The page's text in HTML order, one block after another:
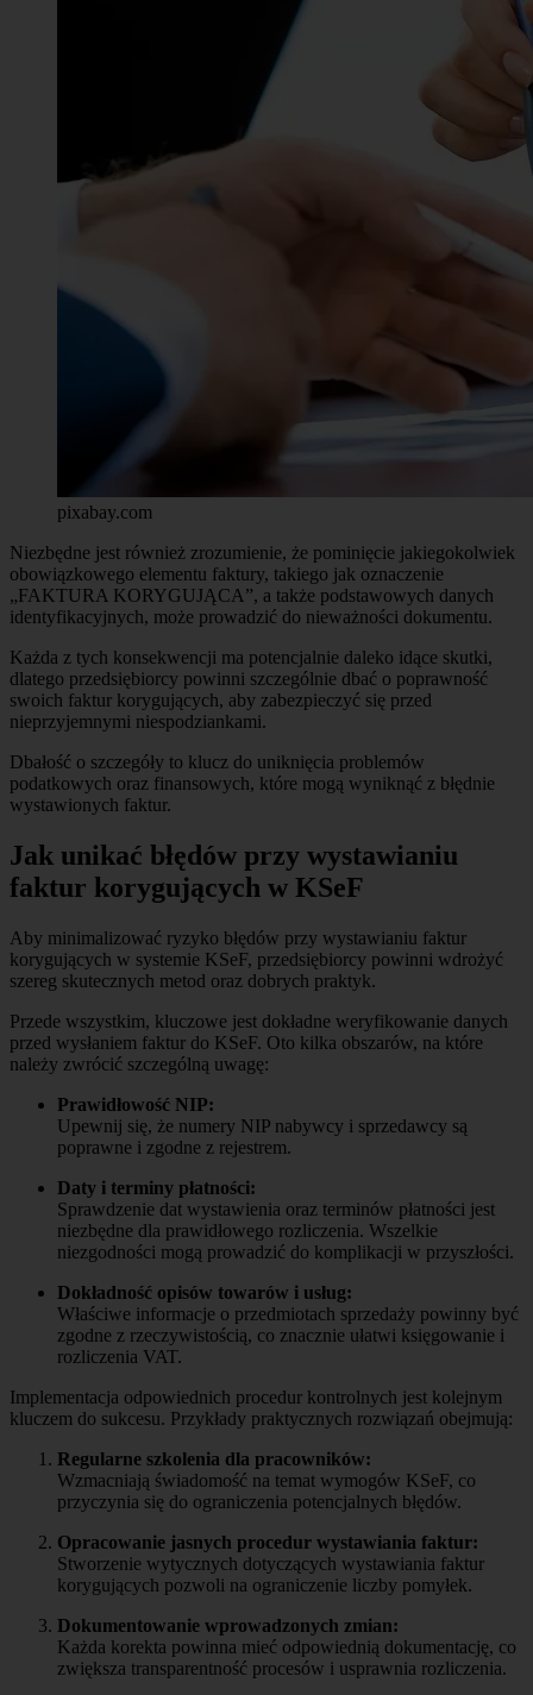
pixabay.com
Niezbędne jest również zrozumienie, że pominięcie jakiegokolwiek
obowiązkowego elementu faktury, takiego jak oznaczenie
„FAKTURA KORYGUJĄCA”, a także podstawowych danych
identyfikacyjnych, może prowadzić do nieważności dokumentu.
Każda z tych konsekwencji ma potencjalnie daleko idące skutki,
dlatego przedsiębiorcy powinni szczególnie dbać o poprawność
swoich faktur korygujących, aby zabezpieczyć się przed
nieprzyjemnymi niespodziankami.
Dbałość o szczegóły to klucz do uniknięcia problemów
podatkowych oraz finansowych, które mogą wyniknąć z błędnie
wystawionych faktur.
Jak unikać błędów przy wystawianiu
faktur korygujących w KSeF
Aby minimalizować ryzyko błędów przy wystawianiu faktur
korygujących w systemie KSeF, przedsiębiorcy powinni wdrożyć
szereg skutecznych metod oraz dobrych praktyk.
Przede wszystkim, kluczowe jest dokładne weryfikowanie danych
przed wysłaniem faktur do KSeF. Oto kilka obszarów, na które
należy zwrócić szczególną uwagę:
Prawidłowość NIP:
Upewnij się, że numery NIP nabywcy i sprzedawcy są
poprawne i zgodne z rejestrem.
Daty i terminy płatności:
Sprawdzenie dat wystawienia oraz terminów płatności jest
niezbędne dla prawidłowego rozliczenia. Wszelkie
niezgodności mogą prowadzić do komplikacji w przyszłości.
Dokładność opisów towarów i usług:
Właściwe informacje o przedmiotach sprzedaży powinny być
zgodne z rzeczywistością, co znacznie ułatwi księgowanie i
rozliczenia VAT.
Implementacja odpowiednich procedur kontrolnych jest kolejnym
kluczem do sukcesu. Przykłady praktycznych rozwiązań obejmują:
Regularne szkolenia dla pracowników:
Wzmacniają świadomość na temat wymogów KSeF, co
przyczynia się do ograniczenia potencjalnych błędów.
Opracowanie jasnych procedur wystawiania faktur:
Stworzenie wytycznych dotyczących wystawiania faktur
korygujących pozwoli na ograniczenie liczby pomyłek.
Dokumentowanie wprowadzonych zmian:
Każda korekta powinna mieć odpowiednią dokumentację, co
zwiększa transparentność procesów i usprawnia rozliczenia.